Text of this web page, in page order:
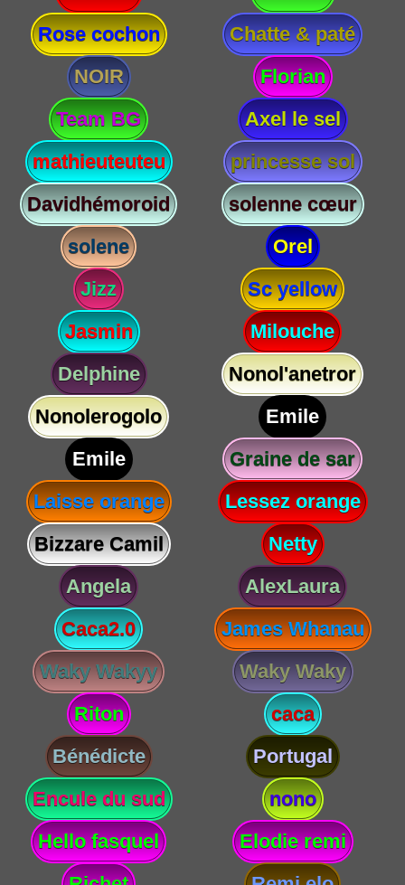
Rose cochon
Chatte & paté
NOIR
Florian
Team BG
Axel le sel
mathieuteuteu
princesse sol
Davidhémoroid
solenne cœur
solene
Orel
Jizz
Sc yellow
Jasmin
Milouche
Delphine
Nonol'anetror
Nonolerogolo
Emile
Emile
Graine de sar
Laisse orange
Lessez orange
Bizzare Camil
Netty
Angela
AlexLaura
Caca2.0
James Whanau
Waky Wakyy
Waky Waky
Riton
caca
Bénédicte
Portugal
Encule du sud
nono
Hello fasquel
Elodie remi